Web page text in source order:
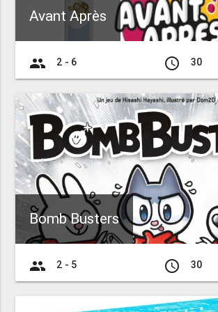
Avant Après
group 2 - 6 access_time 30
Bomb Busters
group 2 - 5 access_time 30